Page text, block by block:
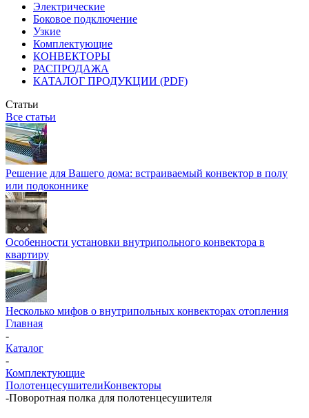
Электрические
Боковое подключение
Узкие
Комплектующие
КОНВЕКТОРЫ
РАСПРОДАЖА
КАТАЛОГ ПРОДУКЦИИ (PDF)
Статьи
Все статьи
Решение для Вашего дома: встраиваемый конвектор в полу
или подоконнике
Особенности установки внутрипольного конвектора в
квартиру
Несколько мифов о внутрипольных конвекторах отопления
Главная
-
Каталог
-
Комплектующие
ПолотенцесушителиКонвекторы
-Поворотная полка для полотенцесушителя